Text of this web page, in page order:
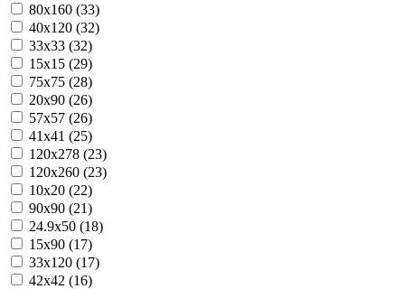
80x160 (33)
40x120 (32)
33x33 (32)
15x15 (29)
75x75 (28)
20x90 (26)
57x57 (26)
41x41 (25)
120x278 (23)
120x260 (23)
10x20 (22)
90x90 (21)
24.9x50 (18)
15x90 (17)
33x120 (17)
42x42 (16)